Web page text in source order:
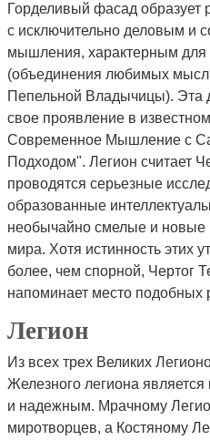
Горделивый фасад образует
с исключительно деловым и
мышления, характерным для
(объединения любимых
Пепельной Владычицы). Эта
свое проявление в
Современное Мышление с
Подходом". Легион считает
проводятся серьезные
образованные
необычайно смелые и новые
мира. Хотя истинность этих
более, чем спорной, Чертог
напоминает место подобных
Легион
Из всех трех Великих
Железного легиона
и надежным. Мрачному
миротворцев, а Костяному